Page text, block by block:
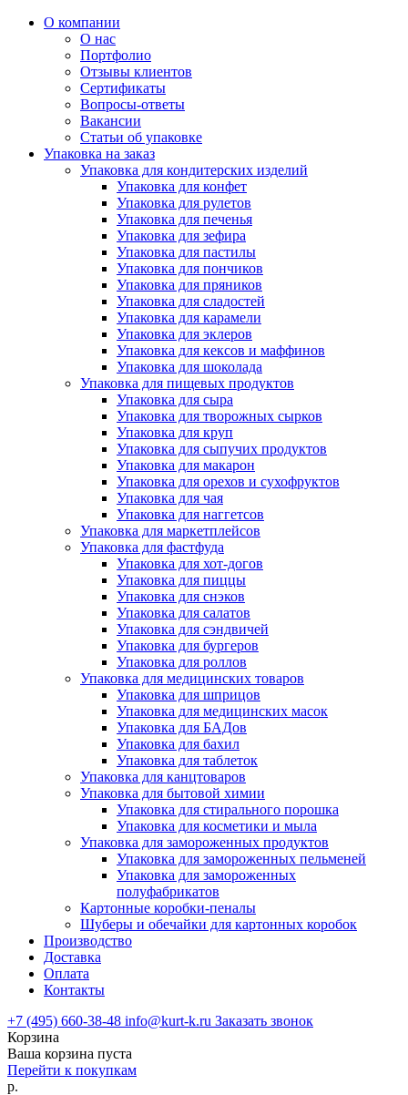
О компании
О нас
Портфолио
Отзывы клиентов
Сертификаты
Вопросы-ответы
Вакансии
Статьи об упаковке
Упаковка на заказ
Упаковка для кондитерских изделий
Упаковка для конфет
Упаковка для рулетов
Упаковка для печенья
Упаковка для зефира
Упаковка для пастилы
Упаковка для пончиков
Упаковка для пряников
Упаковка для сладостей
Упаковка для карамели
Упаковка для эклеров
Упаковка для кексов и маффинов
Упаковка для шоколада
Упаковка для пищевых продуктов
Упаковка для сыра
Упаковка для творожных сырков
Упаковка для круп
Упаковка для сыпучих продуктов
Упаковка для макарон
Упаковка для орехов и сухофруктов
Упаковка для чая
Упаковка для наггетсов
Упаковка для маркетплейсов
Упаковка для фастфуда
Упаковка для хот-догов
Упаковка для пиццы
Упаковка для снэков
Упаковка для салатов
Упаковка для сэндвичей
Упаковка для бургеров
Упаковка для роллов
Упаковка для медицинских товаров
Упаковка для шприцов
Упаковка для медицинских масок
Упаковка для БАДов
Упаковка для бахил
Упаковка для таблеток
Упаковка для канцтоваров
Упаковка для бытовой химии
Упаковка для стирального порошка
Упаковка для косметики и мыла
Упаковка для замороженных продуктов
Упаковка для замороженных пельменей
Упаковка для замороженных
полуфабрикатов
Картонные коробки-пеналы
Шуберы и обечайки для картонных коробок
Производство
Доставка
Оплата
Контакты
+7 (495) 660-38-48 info@kurt-k.ru Заказать звонок
Корзина
Ваша корзина пуста
Перейти к покупкам
р.